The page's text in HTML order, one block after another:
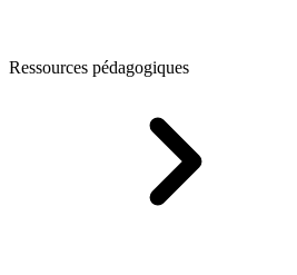
Ressources pédagogiques